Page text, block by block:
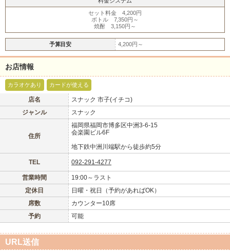
セット料金 4,200円
ボトル 7,350円～
焼酎 3,150円～
予算目安 4,200円～
お店情報
カラオケあり カードが使える
店名
スナック 市子(イチコ)
ジャンル
スナック
住所
福岡県福岡市博多区中洲3-6-15
会楽園ビル6F
地下鉄中洲川端駅から徒歩約5分
TEL 092-291-4277
営業時間
19:00～ラスト
定休日
日曜・祝日（予約があればOK）
席数
カウンター10席
予約
可能
URL送信
LINE X (旧Twitter)
お店のURLをコピー
女の子ログイン
店舗ログイン
新規会員登録
北海道 東北
甲信越
関東 静岡
東海
中四国
沖縄 全国TOP